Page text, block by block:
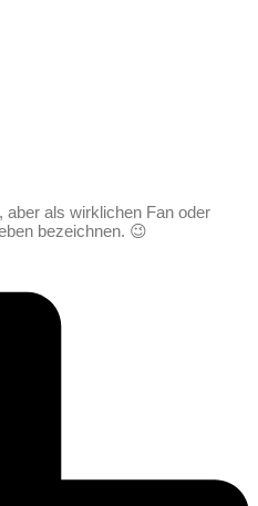
als wirklichen Fan oder
bezeichnen. 😉